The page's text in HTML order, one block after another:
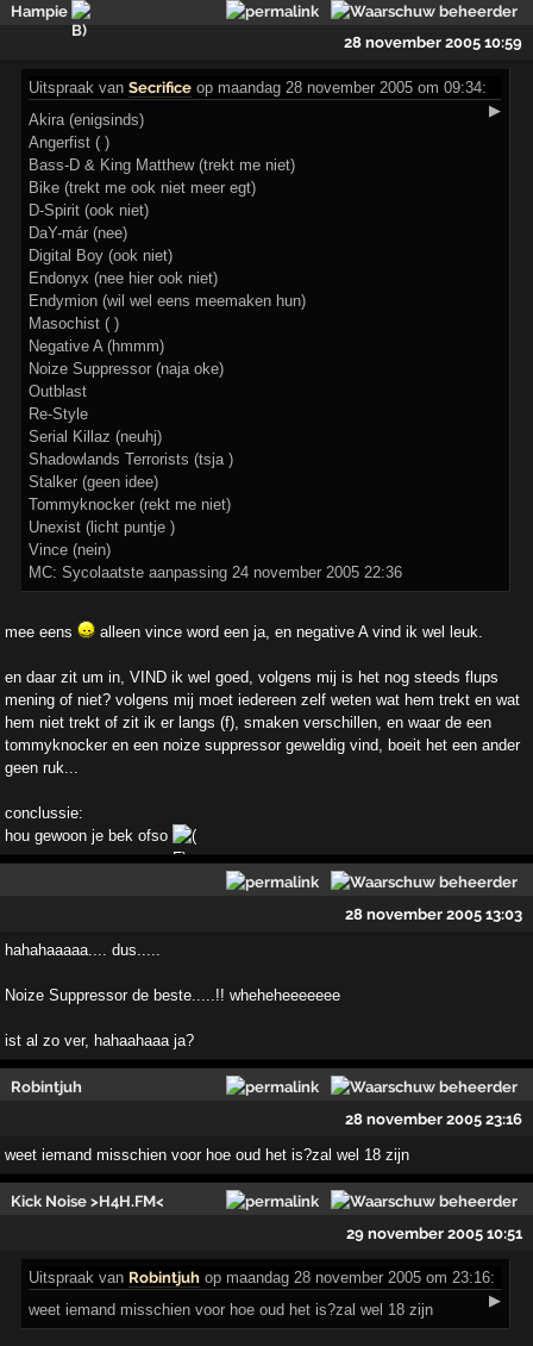
Hampie
28 november 2005 10:59
Uitspraak vanSecrifice op maandag 28 november 2005 om 09:34:
▶
Akira (enigsinds)
Angerfist ( )
Bass-D & King Matthew (trekt me niet)
Bike (trekt me ook niet meer egt)
D-Spirit (ook niet)
DaY-már (nee)
Digital Boy (ook niet)
Endonyx (nee hier ook niet)
Endymion (wil wel eens meemaken hun)
Masochist ( )
Negative A (hmmm)
Noize Suppressor (naja oke)
Outblast
Re-Style
Serial Killaz (neuhj)
Shadowlands Terrorists (tsja )
Stalker (geen idee)
Tommyknocker (rekt me niet)
Unexist (licht puntje )
Vince (nein)
MC: Sycolaatste aanpassing 24 november 2005 22:36
mee eens alleen vince word een ja, en negative A vind ik wel leuk.
en daar zit um in, VIND ik wel goed, volgens mij is het nog steeds flups
mening of niet? volgens mij moet iedereen zelf weten wat hem trekt en wat
hem niet trekt of zit ik er langs (f), smaken verschillen, en waar de een
tommyknocker en een noize suppressor geweldig vind, boeit het een ander
geen ruk...
conclussie:
hou gewoon je bek ofso
28 november 2005 13:03
hahahaaaaa.... dus.....
Noize Suppressor de beste.....!! wheheheeeeeee
ist al zo ver, hahaahaaa ja?
Robintjuh
28 november 2005 23:16
weet iemand misschien voor hoe oud het is?zal wel 18 zijn
Kick Noise >H4H.FM<
29 november 2005 10:51
Uitspraak van Robintjuh op maandag 28 november 2005 om 23:16:
▶
weet iemand misschien voor hoe oud het is?zal wel 18 zijn